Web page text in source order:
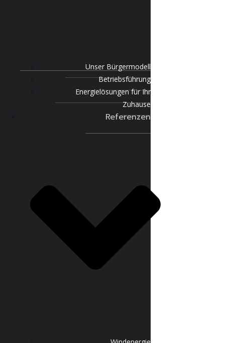
Unser Bürgermodell
Betriebsführung
Energielösungen für Ihr
Zuhause
Referenzen